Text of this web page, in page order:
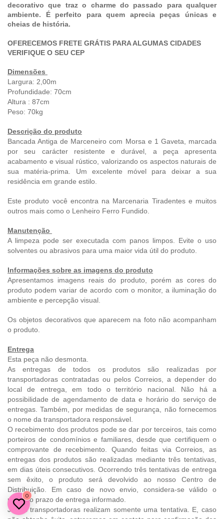
decorativo que traz o charme do passado para qualquer
ambiente. É perfeito para quem aprecia peças únicas e
cheias de história.
OFERECEMOS FRETE GRÁTIS PARA ALGUMAS CIDADES
VERIFIQUE O SEU CEP
Dimensões
Largura: 2,00m
Profundidade: 70cm
Altura : 87cm
Peso: 70kg
Descrição do produto
Bancada Antiga de Marceneiro com Morsa e 1 Gaveta, marcada
por seu carácter resistente e durável, a peça apresenta
acabamento e visual rústico, valorizando os aspectos naturais de
sua matéria-prima. Um excelente móvel para deixar a sua
residência em grande estilo.
Este produto você encontra na Marcenaria Tiradentes e muitos
outros mais como o Lenheiro Ferro Fundido.
Manutenção
A limpeza pode ser executada com panos limpos. Evite o uso
solventes ou abrasivos para uma maior vida útil do produto.
Informações sobre as imagens do produto
Apresentamos imagens reais do produto, porém as cores do
produto podem variar de acordo com o monitor, a iluminação do
ambiente e percepção visual.
Os objetos decorativos que aparecem na foto não acompanham
o produto.
Entrega
Esta peça não desmonta.
As entregas de todos os produtos são realizadas por
transportadoras contratadas ou pelos Correios, a depender do
local de entrega, em todo o território nacional. Não há a
possibilidade de agendamento de data e horário do serviço de
entregas. Também, por medidas de segurança, não fornecemos
o nome da transportadora responsável.
O recebimento dos produtos pode se dar por terceiros, tais como
porteiros de condomínios e familiares, desde que certifiquem o
comprovante de recebimento. Quando feitas via Correios, as
entregas dos produtos são realizadas mediante três tentativas,
em dias úteis consecutivos. Ocorrendo três tentativas de entrega
sem êxito, o produto será devolvido ao nosso Centro de
Distribuição. Em caso de novo envio, considera-se válido o
primeiro prazo de entrega informado.
Já, as transportadoras realizam somente uma tentativa. E, caso
0